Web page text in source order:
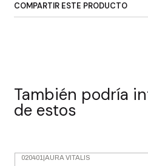
COMPARTIR ESTE PRODUCTO
También podría
de estos
020401 |AURA VITALIS